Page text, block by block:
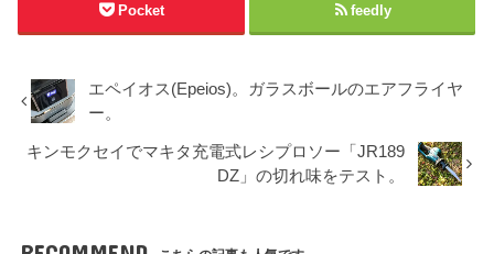
Pocket feedly
エペイオス(Epeios)。ガラスボールのエアフライヤ
ー。
キンモクセイでマキタ充電式レシプロソー「JR189
DZ」の切れ味をテスト。